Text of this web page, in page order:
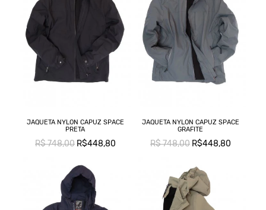
JAQUETA NYLON CAPUZ SPACE
PRETA
R$ 748,00R$448,80
JAQUETA NYLON CAPUZ SPACE
GRAFITE
R$ 748,00R$448,80